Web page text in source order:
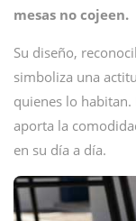
mesas no cojeen.
Su diseño,
simboliza una
quienes lo habitan.
aporta la
en su día a día.